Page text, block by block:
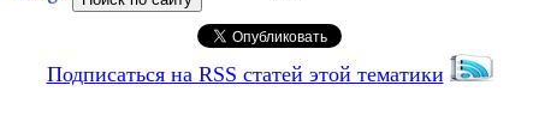
Подписаться на RSS статей этой тематики